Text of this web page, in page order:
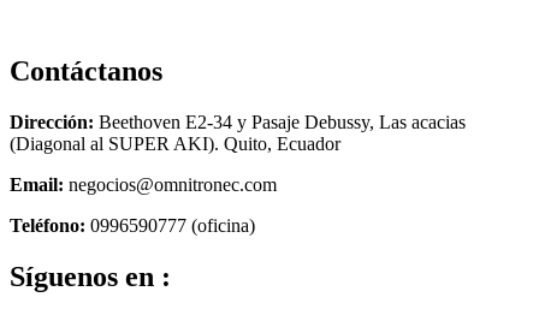
Contáctanos
Dirección: Beethoven E2-34 y Pasaje Debussy, Las acacias
(Diagonal al SUPER AKI). Quito, Ecuador
Email: negocios@omnitronec.com
Teléfono: 0996590777 (oficina)
Síguenos en :